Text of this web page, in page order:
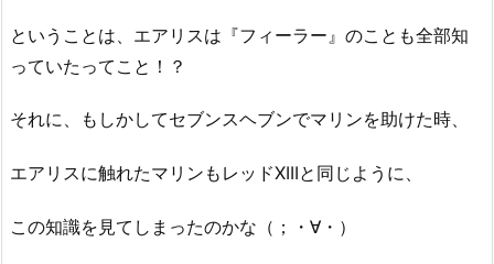
ということは、エアリスは『フィーラー』のことも全部知
っていたってこと！？
それに、もしかしてセブンスヘブンでマリンを助けた時、
エアリスに触れたマリンもレッドXIIIと同じように、
この知識を見てしまったのかな（；・∀・）